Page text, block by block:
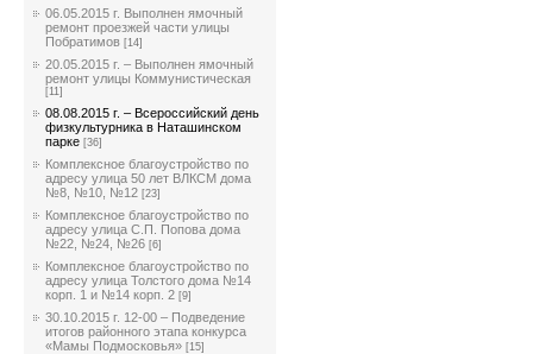
06.05.2015 г. Выполнен ямочный
ремонт проезжей части улицы
Побратимов [14]
20.05.2015 г. – Выполнен ямочный
ремонт улицы Коммунистическая
[11]
08.08.2015 г. – Всероссийский день
физкультурника в Наташинском
парке [36]
Комплексное благоустройство по
адресу улица 50 лет ВЛКСМ дома
№8, №10, №12 [23]
Комплексное благоустройство по
адресу улица С.П. Попова дома
№22, №24, №26 [6]
Комплексное благоустройство по
адресу улица Толстого дома №14
корп. 1 и №14 корп. 2 [9]
30.10.2015 г. 12-00 – Подведение
итогов районного этапа конкурса
«Мамы Подмосковья» [15]